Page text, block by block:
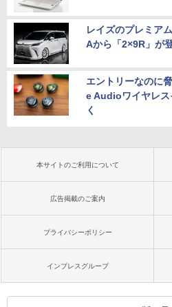
レイズのプレミア
Aから「2×9R」が
エントリーなのに
e Audioワイヤレス
く
本サイトのご利用について
広告掲載のご案内
プライバシーポリシー
インプレスグループ